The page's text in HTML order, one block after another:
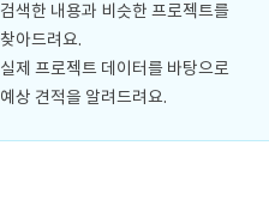
검색한 내용과 비슷한 프로젝트를
찾아드려요.
실제 프로젝트 데이터를 바탕으로
예상 견적을 알려드려요.